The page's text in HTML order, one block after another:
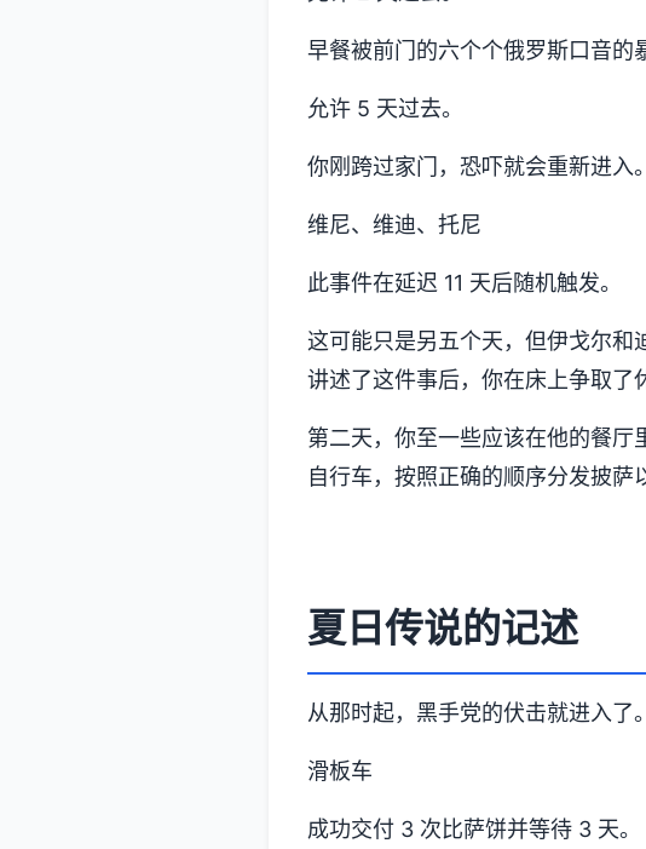
早餐被前门的六个个俄罗斯口音的
允许 5 天过去。
你刚跨过家门，恐吓就会重新进入
维尼、维迪、托尼
此事件在延迟 11 天后随机触发。
这可能只是另五个天，但伊戈尔和
讲述了这件事后，你在床上争取了
第二天，你至一些应该在他的餐
自行车，按照正确的顺序分发披萨
夏日传说的记述
从那时起，黑手党的伏击就进入了
滑板车
成功交付 3 次比萨饼并等待 3 天。